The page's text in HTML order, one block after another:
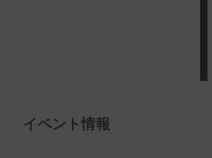
イベント情報